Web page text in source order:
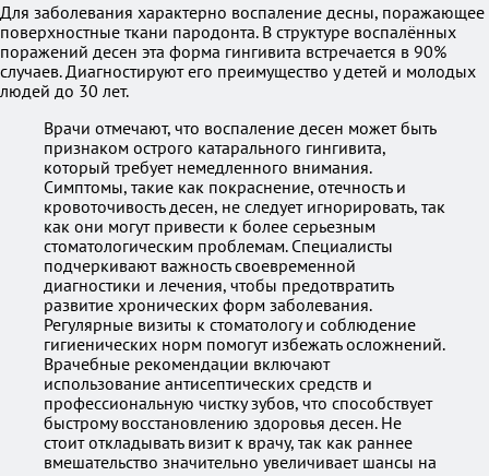
Для заболевания характерно воспаление десны, поражающее
поверхностные ткани пародонта. В структуре воспалённых
поражений десен эта форма гингивита встречается в 90%
случаев. Диагностируют его преимущество у детей и молодых
людей до 30 лет.
Врачи отмечают, что воспаление десен может быть
признаком острого катарального гингивита,
который требует немедленного внимания.
Симптомы, такие как покраснение, отечность и
кровоточивость десен, не следует игнорировать, так
как они могут привести к более серьезным
стоматологическим проблемам. Специалисты
подчеркивают важность своевременной
диагностики и лечения, чтобы предотвратить
развитие хронических форм заболевания.
Регулярные визиты к стоматологу и соблюдение
гигиенических норм помогут избежать осложнений.
Врачебные рекомендации включают
использование антисептических средств и
профессиональную чистку зубов, что способствует
быстрому восстановлению здоровья десен. Не
стоит откладывать визит к врачу, так как раннее
вмешательство значительно увеличивает шансы на